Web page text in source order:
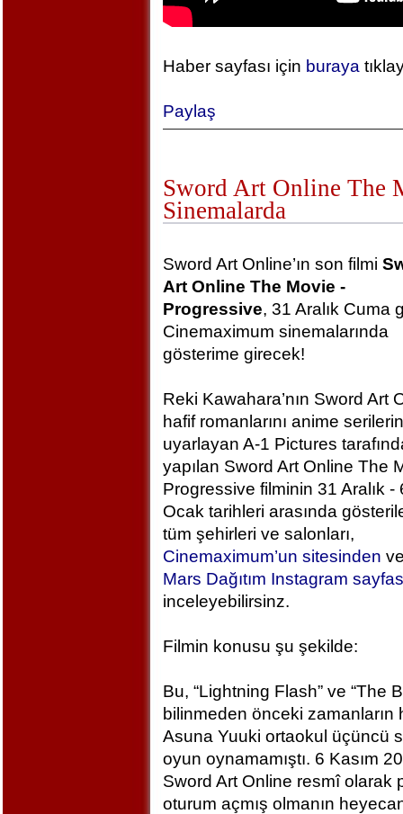
Haber sayfası için buraya
Paylaş
Sword Art Online The
Sinemalarda
Sword Art Online’ın son filmi
Art Online The Movie -
Progressive, 31 Aralık Cuma
Cinemaximum sinemalarında
gösterime girecek!
Reki Kawahara’nın Sword Art
hafif romanlarını anime
uyarlayan A-1 Pictures
yapılan Sword Art Online The
Progressive filminin 31 Aralık -
Ocak tarihleri arasında
tüm şehirleri ve salonları,
Cinemaximum’un sitesinden
Mars Dağıtım Instagram
inceleyebilirsinz.
Filmin konusu şu şekilde:
Bu, “Lightning Flash” ve “The
bilinmeden önceki zamanların
Asuna Yuuki ortaokul üçüncü
oyun oynamamıştı. 6 Kasım
Sword Art Online resmî olarak
oturum açmış olmanın